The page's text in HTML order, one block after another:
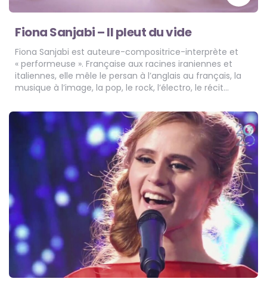
Fiona Sanjabi – Il pleut du vide
Fiona Sanjabi est auteure-compositrice-interprète et
« performeuse ». Française aux racines iraniennes et
italiennes, elle mêle le persan à l’anglais au français, la
musique à l’image, la pop, le rock, l’électro, le récit…